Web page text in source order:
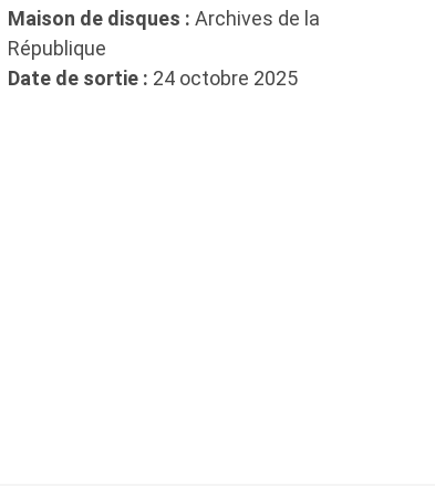
Maison de disques : Archives de la
République
Date de sortie : 24 octobre 2025